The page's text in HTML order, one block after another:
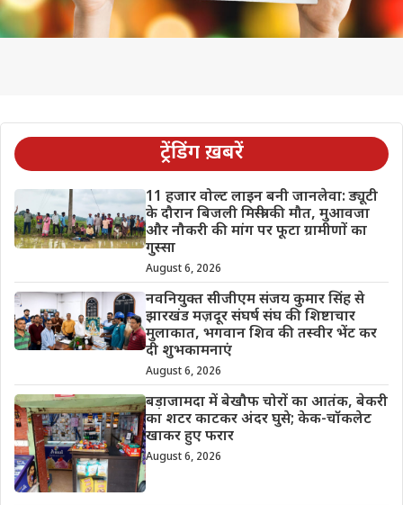
ट्रेंडिंग ख़बरें
11 हजार वोल्ट लाइन बनी जानलेवा: ड्यूटी
के दौरान बिजली मिस्त्री की मौत, मुआवजा
और नौकरी की मांग पर फूटा ग्रामीणों का
गुस्सा
August 6, 2026
नवनियुक्त सीजीएम संजय कुमार सिंह से
झारखंड मज़दूर संघर्ष संघ की शिष्टाचार
मुलाकात, भगवान शिव की तस्वीर भेंट कर
दी शुभकामनाएं
August 6, 2026
बड़ाजामदा में बेखौफ चोरों का आतंक, बेकरी
का शटर काटकर अंदर घुसे; केक-चॉकलेट
खाकर हुए फरार
August 6, 2026